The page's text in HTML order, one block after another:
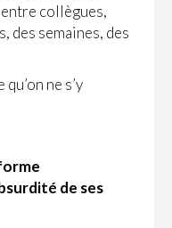
collègues,
des semaines, des
ne s’y
de ses